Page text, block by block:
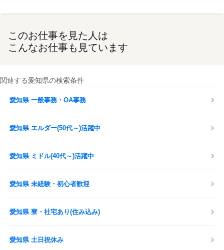
このお仕事を見た人は
こんなお仕事も見ています
関連する愛知県の検索条件
愛知県 一般事務・OA事務
愛知県 エルダー(50代～)活躍中
愛知県 ミドル(40代～)活躍中
愛知県 未経験・初心者歓迎
愛知県 寮・社宅あり(住み込み)
愛知県 土日祝休み